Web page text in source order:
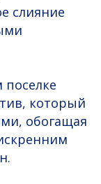
слияние
который
обогащая